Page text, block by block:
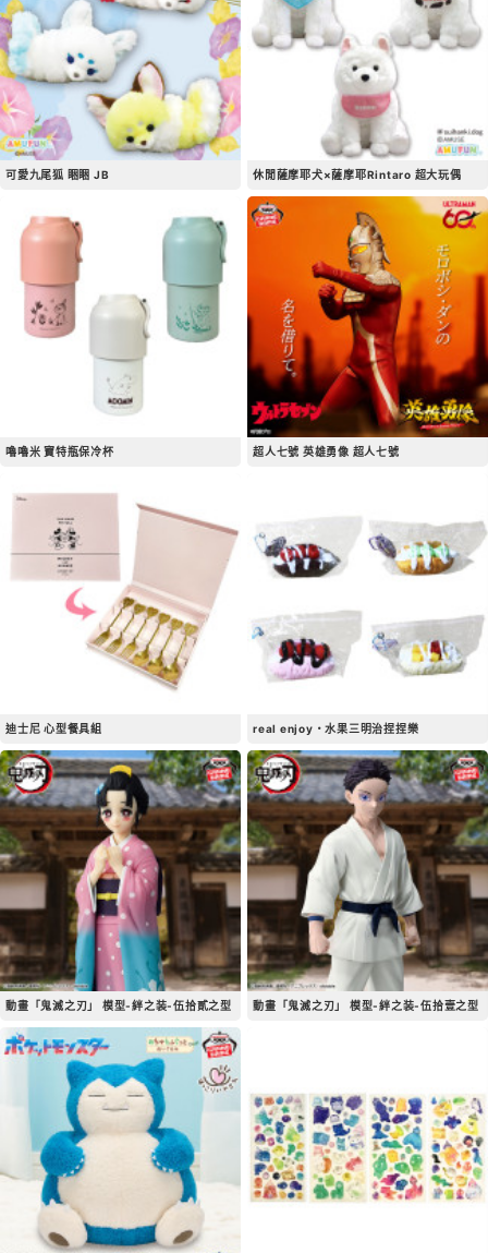
可愛九尾狐 睏睏 JB 休閒薩摩耶犬×薩摩耶Rintaro 超大玩偶
嚕嚕米 寶特瓶保冷杯 超人七號 英雄勇像 超人七號
迪士尼 心型餐具組 real enjoy・水果三明治捏捏樂
動畫「鬼滅之刃」 模型-絆之装-伍拾貳之型 動畫「鬼滅之刃」 模型-絆之装-伍拾壹之型